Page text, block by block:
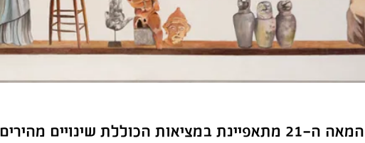
המאה ה-21 מתאפיינת במציאות הכוללת שינויים